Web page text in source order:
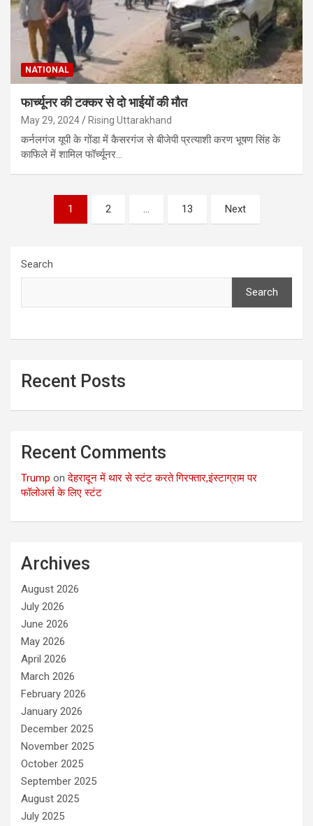
NATIONAL
फार्च्यूनर की टक्‍कर से दो भाईयों की मौत
May 29, 2024 Rising Uttarakhand
कर्नलगंज यूपी के गोंडा में कैसरगंज से बीजेपी प्रत्‍याशी करण भूषण स‍िंह के
काफ‍िले में शाम‍िल फॉर्च्यूनर…
pagination
1 2 … 13 Next
Search
Search
Recent Posts
Recent Comments
Trump onदेहरादून में थार से स्टंट करते गिरफ्तार,इंस्टाग्राम पर
फॉलोअर्स के लिए स्टंट
Archives
August 2026
July 2026
June 2026
May 2026
April 2026
March 2026
February 2026
January 2026
December 2025
November 2025
October 2025
September 2025
August 2025
July 2025